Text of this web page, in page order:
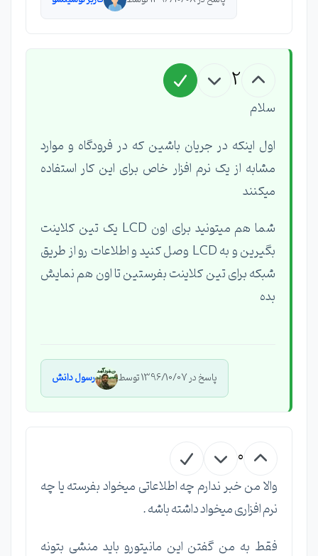
2
سلام
اول اینکه در جریان باشین که در فرودگاه و موارد
مشابه از یک نرم افزار خاص برای این کار استفاده
میکنند
شما هم میتونید برای اون LCD یک تین کلاینت
بگیرین و به LCD وصل کنید و اطلاعات رو از طریق
شبکه برای تین کلاینت بفرستین تا اون هم نمایش
بده
پاسخ در 1396/10/07 توسط رسول دانش
0
والا من خبر ندارم چه اطلاعاتی میخواد بفرسته یا چه
نرم افزاری میخواد داشته باشه .
فقط به من گفتن این مانیتورو باید منشی بتونه